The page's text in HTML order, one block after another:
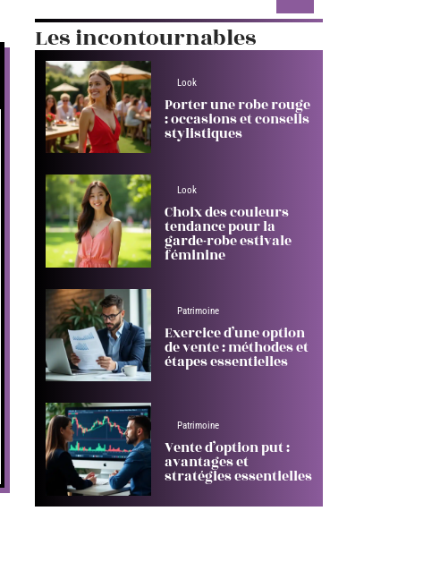
Les incontournables
Look
Porter une robe rouge
: occasions et conseils
stylistiques
Look
Choix des couleurs
tendance pour la
garde-robe estivale
féminine
Patrimoine
Exercice d’une option
de vente : méthodes et
étapes essentielles
Patrimoine
Vente d’option put :
avantages et
stratégies essentielles